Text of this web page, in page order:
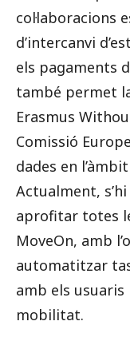
col·laboracions
d’intercanvi
els pagaments
també permet
Erasmus
Comissió
dades en
Actualment,
aprofitar totes
MoveOn, amb
automatitzar
amb els
mobilitat.